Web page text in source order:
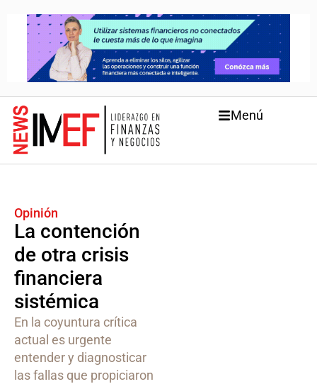
Menú
Opinión
La contención
de otra crisis
financiera
sistémica
En la coyuntura crítica
actual es urgente
entender y diagnosticar
las fallas que propiciaron